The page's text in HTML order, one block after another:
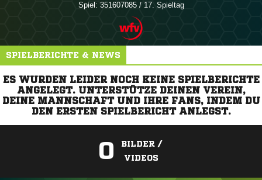
Spiel: 351607085 / 17. Spieltag
SPIELBERICHTE & NEWS
ES WURDEN LEIDER NOCH KEINE SPIELBERICHTE
ANGELEGT. UNTERSTÜTZE DEINEN VEREIN,
DEINE MANNSCHAFT UND IHRE FANS, INDEM DU
DEN ERSTEN SPIELBERICHT ANLEGST.
0
BILDER /
VIDEOS